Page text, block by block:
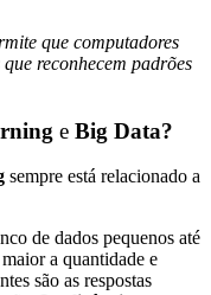
que computadores
reconhecem padrões
e Big Data?
sempre está relacionado a
de dados pequenos até
a quantidade e
são as respostas